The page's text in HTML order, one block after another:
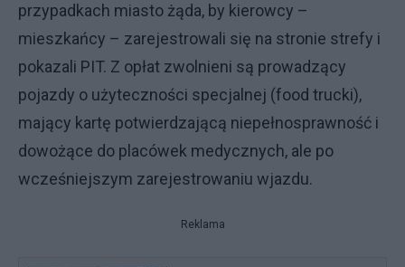
przypadkach miasto żąda, by kierowcy –
mieszkańcy – zarejestrowali się na stronie strefy i
pokazali PIT. Z opłat zwolnieni są prowadzący
pojazdy o użyteczności specjalnej (food trucki),
mający kartę potwierdzającą niepełnosprawność i
dowożące do placówek medycznych, ale po
wcześniejszym zarejestrowaniu wjazdu.
Reklama